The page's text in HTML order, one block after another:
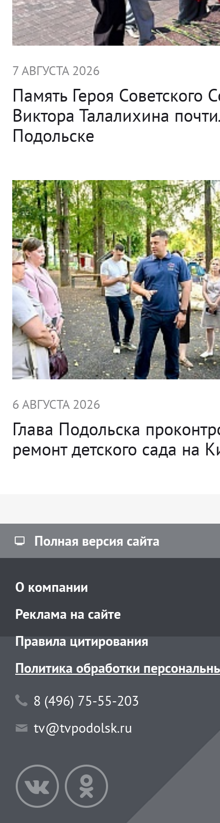
7 АВГУСТА 2026
Память Героя Советского
Виктора Талалихина
Подольске
6 АВГУСТА 2026
Глава Подольска
ремонт детского сада на
Полная версия сайта
О компании
Реклама на сайте
Правила цитирования
Политика обработки
8 (496) 75-55-203
tv@tvpodolsk.ru